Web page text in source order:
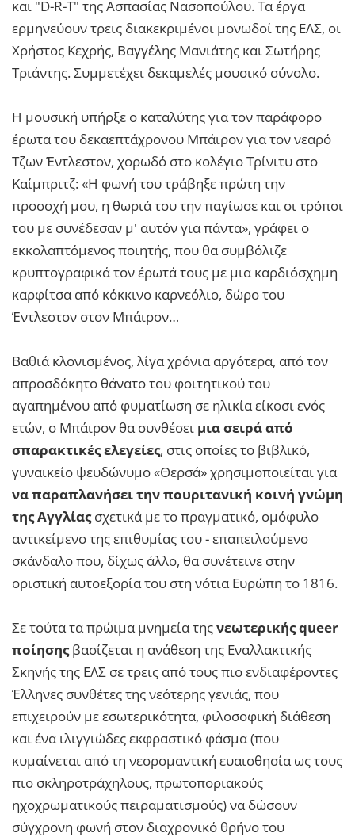
και "D-R-T" της Ασπασίας Νασοπούλου. Τα έργα
ερμηνεύουν τρεις διακεκριμένοι μονωδοί της ΕΛΣ, οι
Χρήστος Κεχρής, Βαγγέλης Μανιάτης και Σωτήρης
Τριάντης. Συμμετέχει δεκαμελές μουσικό σύνολο.
Η μουσική υπήρξε ο καταλύτης για τον παράφορο
έρωτα του δεκαεπτάχρονου Μπάιρον για τον νεαρό
Τζων Έντλεστον, χορωδό στο κολέγιο Τρίνιτυ στο
Καίμπριτζ: «Η φωνή του τράβηξε πρώτη την
προσοχή μου, η θωριά του την παγίωσε και οι τρόποι
του με συνέδεσαν μ' αυτόν για πάντα», γράφει ο
εκκολαπτόμενος ποιητής, που θα συμβόλιζε
κρυπτογραφικά τον έρωτά τους με μια καρδιόσχημη
καρφίτσα από κόκκινο καρνεόλιο, δώρο του
Έντλεστον στον Μπάιρον…
Βαθιά κλονισμένος, λίγα χρόνια αργότερα, από τον
απροσδόκητο θάνατο του φοιτητικού του
αγαπημένου από φυματίωση σε ηλικία είκοσι ενός
ετών, ο Μπάιρον θα συνθέσει μια σειρά από
σπαρακτικές ελεγείες, στις οποίες το βιβλικό,
γυναικείο ψευδώνυμο «Θερσά» χρησιμοποιείται για
να παραπλανήσει την πουριτανική κοινή γνώμη
της Αγγλίαςσχετικά με το πραγματικό, ομόφυλο
αντικείμενο της επιθυμίας του - επαπειλούμενο
σκάνδαλο που, δίχως άλλο, θα συνέτεινε στην
οριστική αυτοεξορία του στη νότια Ευρώπη το 1816.
Σε τούτα τα πρώιμα μνημεία τηςνεωτερικής queer
ποίησηςβασίζεται η ανάθεση της Εναλλακτικής
Σκηνής της ΕΛΣ σε τρεις από τους πιο ενδιαφέροντες
Έλληνες συνθέτες της νεότερης γενιάς, που
επιχειρούν με εσωτερικότητα, φιλοσοφική διάθεση
και ένα ιλιγγιώδες εκφραστικό φάσμα (που
κυμαίνεται από τη νεορομαντική ευαισθησία ως τους
πιο σκληροτράχηλους, πρωτοποριακούς
ηχοχρωματικούς πειραματισμούς) να δώσουν
σύγχρονη φωνή στον διαχρονικό θρήνο του